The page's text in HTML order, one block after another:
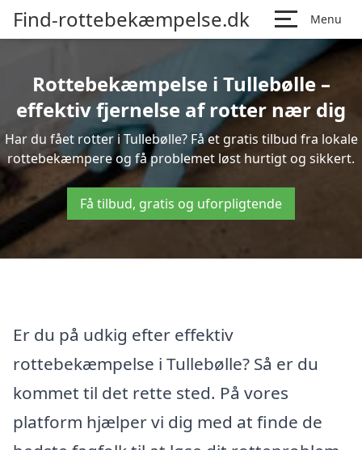
Find-rottebekæmpelse.dk Menu
Rottebekæmpelse i Tullebølle –
effektiv fjernelse af rotter nær dig
Har du fået rotter i Tullebølle? Få et gratis tilbud fra lokale
rottebekæmpere og få problemet løst hurtigt og sikkert.
Få tilbud, gratis og uforpligtende
Er du på udkig efter effektiv
rottebekæmpelse i Tullebølle? Så er du
kommet til det rette sted. På vores
platform hjælper vi dig med at finde de